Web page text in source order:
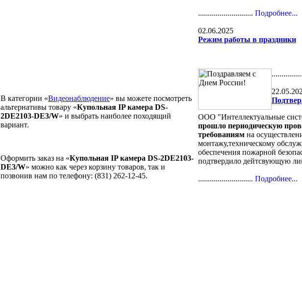
В категории «Видеонаблюдение» вы можете посмотреть
альтернативы товару «Купольная IP камера DS-
2DE2103-DE3/W» и выбрать наиболее походящий
вариант.
Оформить заказ на «Купольная IP камера DS-2DE2103-
DE3/W» можно как через корзину товаров, так и
позвонив нам по телефону: (831) 262-12-45.
............................ Подробнее...
02.06.2025
Режим работы в праздники
ООО "Интеллектуальные
прошло периодическую
требованиям на
монтажу,техническому
обеспечения пожарной
подтвердило дейтсвующую
............................ Подробнее...